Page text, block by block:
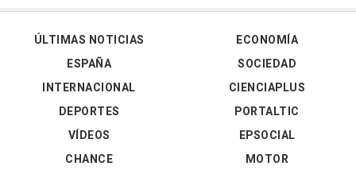
ÚLTIMAS NOTICIAS
ESPAÑA
INTERNACIONAL
DEPORTES
VÍDEOS
ECONOMÍA
SOCIEDAD
CIENCIAPLUS
PORTALTIC
EPSOCIAL
CHANCE
MOTOR